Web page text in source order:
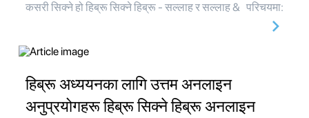
कसरी सिक्ने हो हिब्रू सिक्ने हिब्रू - सल्लाह र सल्लाह & परिचयमा:
हिब्रू अध्ययनका लागि उत्तम अनलाइन
अनुप्रयोगहरू हिब्रू सिक्ने हिब्रू अनलाइन